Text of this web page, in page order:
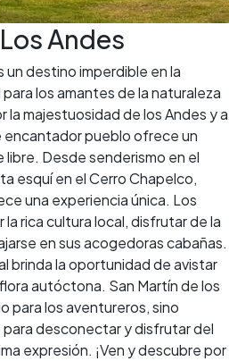
Andes
un destino imperdible en la
los amantes de la naturaleza
la majestuosidad de los Andes y a
encantador pueblo ofrece un
libre. Desde senderismo en el
esquí en el Cerro Chapelco,
una experiencia única. Los
rica cultura local, disfrutar de la
en sus acogedoras cabañas.
brinda la oportunidad de avistar
autóctona. San Martín de los
para los aventureros, sino
desconectar y disfrutar del
expresión. ¡Ven y descubre por